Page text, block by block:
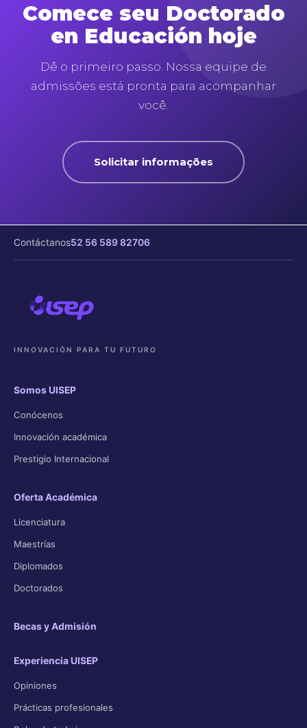
Comece seu Doctorado
en Educación hoje
Dê o primeiro passo. Nossa equipe de
admissões está pronta para acompanhar
você.
Solicitar informações
Contáctanos52 56 589 82706
INNOVACIÓN PARA TU FUTURO
Somos UISEP
Conócenos
Innovación académica
Prestigio Internacional
Oferta Académica
Licenciatura
Maestrías
Diplomados
Doctorados
Becas y Admisión
Experiencia UISEP
Opiniones
Prácticas profesionales